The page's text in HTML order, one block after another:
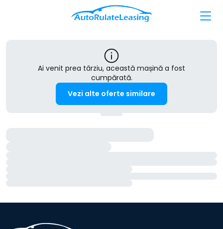
Ai venit prea târziu, această mașină a fost
cumpărată.
Vezi alte oferte similare